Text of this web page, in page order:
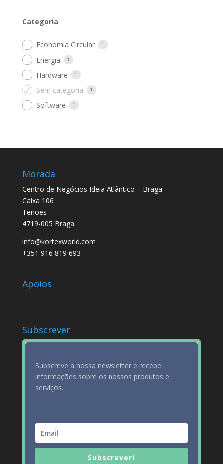
Categoria
Economia Circular 1
Energia 1
Hardware 1
Sem categoria 1
Software 1
Morada
Centro de Negócios Ideia Atlântico – Braga
Caixa 106
Tenões
4719-005 Braga
info@kortexworld.com
+351 916 819 693
Apoios
Subscrever
Subscreve a nossa newsletter e recebe
informações sobre os nossos produtos e
serviços.
Subscrever!